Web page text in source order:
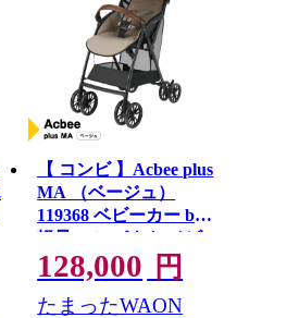
主体の優良な住宅地開発が進みマ
グセンターなどが整備され、新し
す。
【 コンビ 】Acbee plus
MA （ベージュ）
119368 ベビーカー b型
軽量 コンパクト ベビ
ー用品 出産準備 出産
[AA76-NT]
128,000 円
たまったWAON